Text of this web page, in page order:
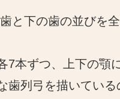
と下の歯の並びを
7本ずつ、上下の顎
列弓を描いている